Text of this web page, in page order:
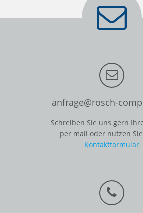
anfrage@rosch-
Schreiben Sie uns gern
per mail oder nutzen
Kontaktformular